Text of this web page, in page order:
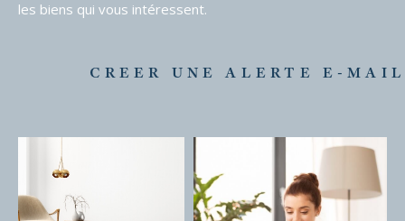
les biens qui vous intéressent.
CREER UNE ALERTE E-